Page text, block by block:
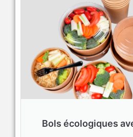
Bols écologiques